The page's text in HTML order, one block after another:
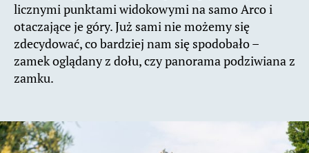
licznymi punktami widokowymi na samo Arco i
otaczające je góry. Już sami nie możemy się
zdecydować, co bardziej nam się spodobało –
zamek oglądany z dołu, czy panorama podziwiana z
zamku.